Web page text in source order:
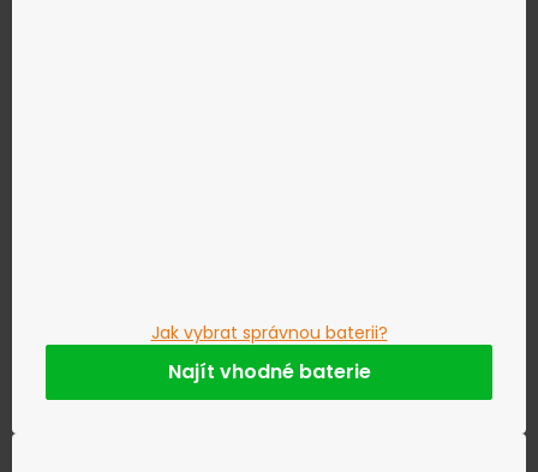
Jak vybrat správnou baterii?
Najít vhodné baterie